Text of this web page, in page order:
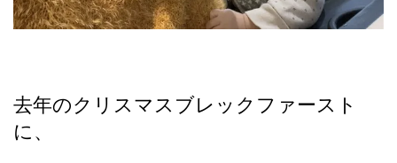
去年のクリスマスブレックファースト
に、